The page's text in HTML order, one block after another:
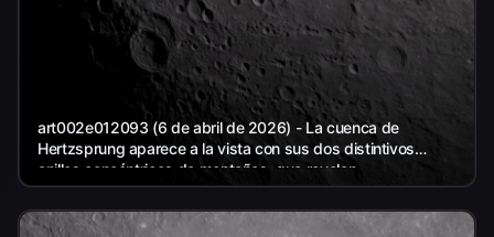
art002e012093 (6 de abril de 2026) - La cuenca de
Hertzsprung aparece a la vista con sus dos distintivos
anillos concéntricos de montañas, que revelan...